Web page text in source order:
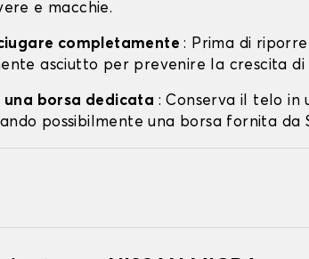
e macchie.
completamente: Prima di
asciutto per prevenire la crescita di
una borsa dedicata : Conserva il telo in
possibilmente una borsa fornita da